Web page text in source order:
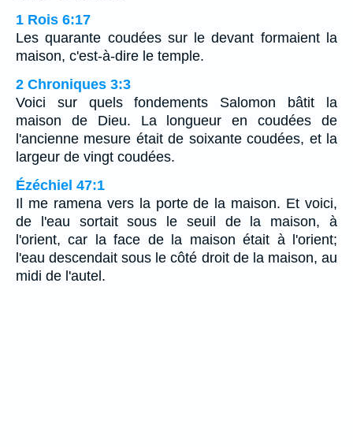
1 Rois 6:17
Les quarante coudées sur le devant formaient la
maison, c'est-à-dire le temple.
2 Chroniques 3:3
Voici sur quels fondements Salomon bâtit la
maison de Dieu. La longueur en coudées de
l'ancienne mesure était de soixante coudées, et la
largeur de vingt coudées.
Ézéchiel 47:1
Il me ramena vers la porte de la maison. Et voici,
de l'eau sortait sous le seuil de la maison, à
l'orient, car la face de la maison était à l'orient;
l'eau descendait sous le côté droit de la maison, au
midi de l'autel.